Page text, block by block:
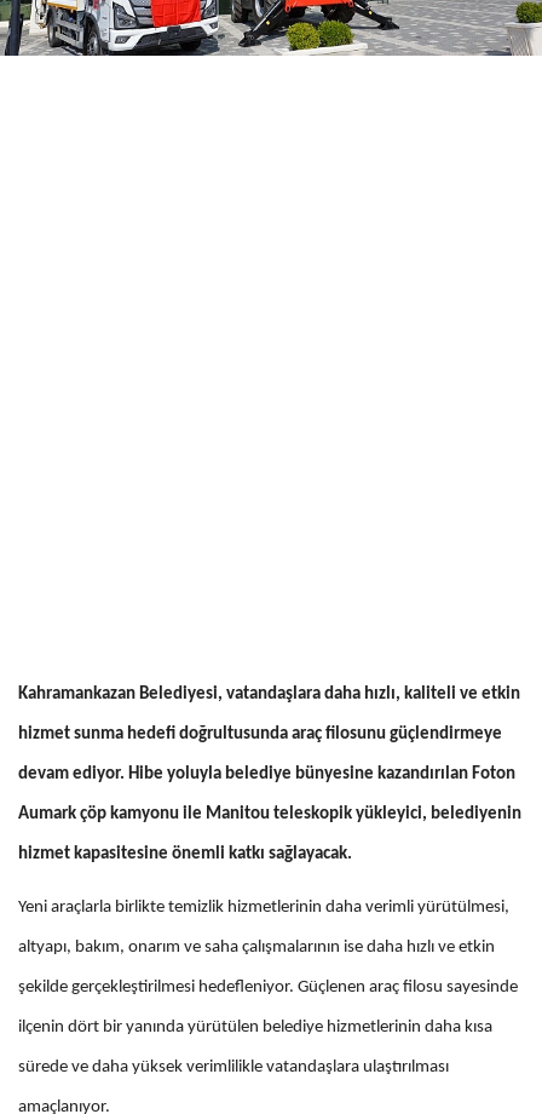
Kahramankazan Belediyesi, vatandaşlara daha hızlı, kaliteli ve etkin
hizmet sunma hedefi doğrultusunda araç filosunu güçlendirmeye
devam ediyor. Hibe yoluyla belediye bünyesine kazandırılan Foton
Aumark çöp kamyonu ile Manitou teleskopik yükleyici, belediyenin
hizmet kapasitesine önemli katkı sağlayacak.
Yeni araçlarla birlikte temizlik hizmetlerinin daha verimli yürütülmesi,
altyapı, bakım, onarım ve saha çalışmalarının ise daha hızlı ve etkin
şekilde gerçekleştirilmesi hedefleniyor. Güçlenen araç filosu sayesinde
ilçenin dört bir yanında yürütülen belediye hizmetlerinin daha kısa
sürede ve daha yüksek verimlilikle vatandaşlara ulaştırılması
amaçlanıyor.